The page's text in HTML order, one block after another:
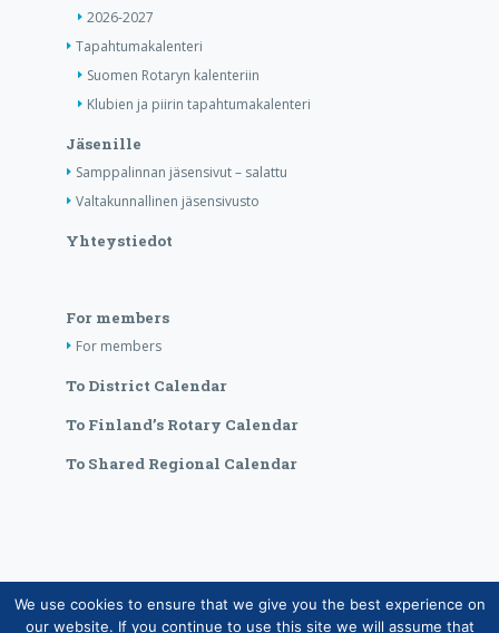
2026-2027
Tapahtumakalenteri
Suomen Rotaryn kalenteriin
Klubien ja piirin tapahtumakalenteri
Jäsenille
Samppalinnan jäsensivut – salattu
Valtakunnallinen jäsensivusto
Yhteystiedot
For members
For members
To District Calendar
To Finland’s Rotary Calendar
To Shared Regional Calendar
Copyright © Suomen Rotarypalvelu ry 2026 |
We use cookies to ensure that we give you the best experience on
our website. If you continue to use this site we will assume that